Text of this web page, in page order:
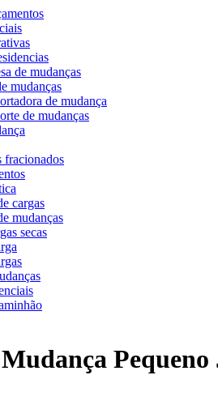
de mudanças
mudanças
de mudança
de mudanças
fracionados
cargas
mudanças
secas